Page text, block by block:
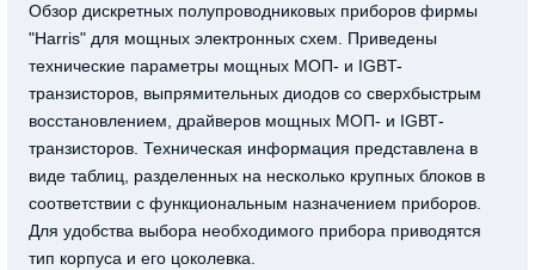
Обзор дискретных полупроводниковых приборов фирмы
"Harris" для мощных электронных схем. Приведены
технические параметры мощных МОП- и IGBT-
транзисторов, выпрямительных диодов со сверхбыстрым
восстановлением, драйверов мощных МОП- и IGВТ-
транзисторов. Техническая информация представлена в
виде таблиц, разделенных на несколько крупных блоков в
соответствии с функциональным назначением приборов.
Для удобства выбора необходимого прибора приводятся
тип корпуса и его цоколевка.